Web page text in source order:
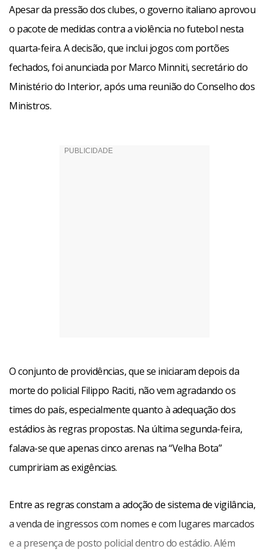
Apesar da pressão dos clubes, o governo italiano aprovou
o pacote de medidas contra a violência no futebol nesta
quarta-feira. A decisão, que inclui jogos com portões
fechados, foi anunciada por Marco Minniti, secretário do
Ministério do Interior, após uma reunião do Conselho dos
Ministros.
O conjunto de providências, que se iniciaram depois da
morte do policial Filippo Raciti, não vem agradando os
times do país, especialmente quanto à adequação dos
estádios às regras propostas. Na última segunda-feira,
falava-se que apenas cinco arenas na “Velha Bota”
cumpririam as exigências.
Entre as regras constam a adoção de sistema de vigilância,
a venda de ingressos com nomes e com lugares marcados
e a presença de posto policial dentro do estádio. Além